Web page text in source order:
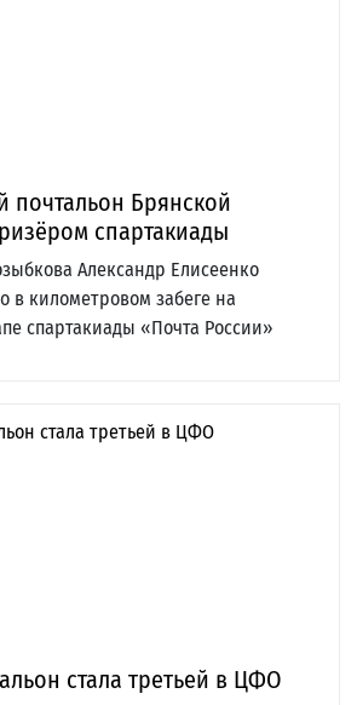
почтальон Брянской
спартакиады
Александр Елисеенко
в километровом забеге на
спартакиады «Почта России»
стала третьей в ЦФО